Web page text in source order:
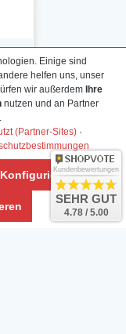
Einige sind
helfen uns, unser
wir außerdem Ihre
nutzen und an Partner
(Partner-Sites) ·
KonfigurierenKundenbewertungen
SEHR GUT
4.78 / 5.00